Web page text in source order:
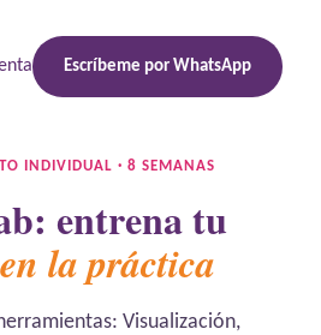
Escríbeme por WhatsApp
INDIVIDUAL · 8 SEMANAS
entrena tu
en la práctica
Visualización,